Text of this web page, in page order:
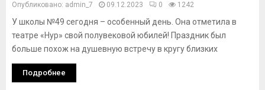
Опубликовано: admin_7 09.12.2023 0 1242
У школы №49 сегодня – особенный день. Она отметила в
театре «Нур» свой полувековой юбилей! Праздник был
больше похож на душевную встречу в кругу близких
Подробнее